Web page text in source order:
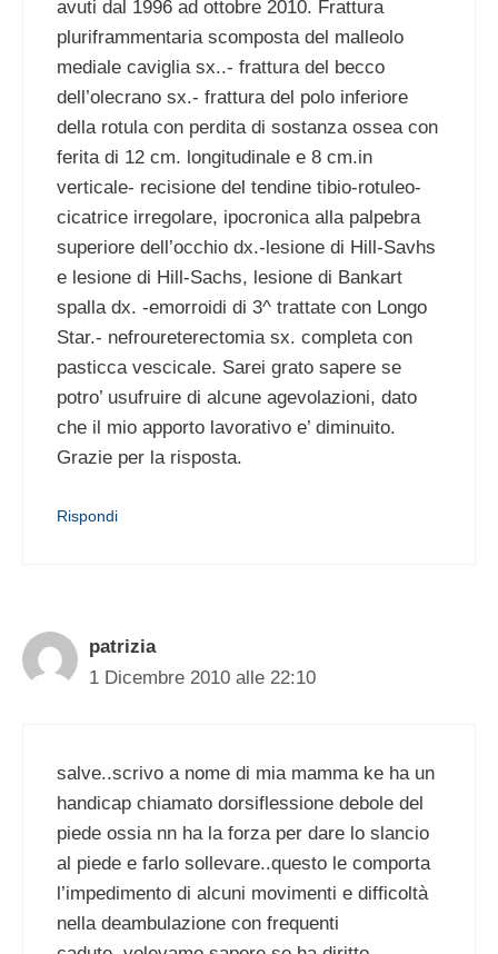
avuti dal 1996 ad ottobre 2010. Frattura
pluriframmentaria scomposta del malleolo
mediale caviglia sx..- frattura del becco
dell’olecrano sx.- frattura del polo inferiore
della rotula con perdita di sostanza ossea con
ferita di 12 cm. longitudinale e 8 cm.in
verticale- recisione del tendine tibio-rotuleo-
cicatrice irregolare, ipocronica alla palpebra
superiore dell’occhio dx.-lesione di Hill-Savhs
e lesione di Hill-Sachs, lesione di Bankart
spalla dx. -emorroidi di 3^ trattate con Longo
Star.- nefroureterectomia sx. completa con
pasticca vescicale. Sarei grato sapere se
potro’ usufruire di alcune agevolazioni, dato
che il mio apporto lavorativo e’ diminuito.
Grazie per la risposta.
Rispondi
patrizia
1 Dicembre 2010 alle 22:10
salve..scrivo a nome di mia mamma ke ha un
handicap chiamato dorsiflessione debole del
piede ossia nn ha la forza per dare lo slancio
al piede e farlo sollevare..questo le comporta
l’impedimento di alcuni movimenti e difficoltà
nella deambulazione con frequenti